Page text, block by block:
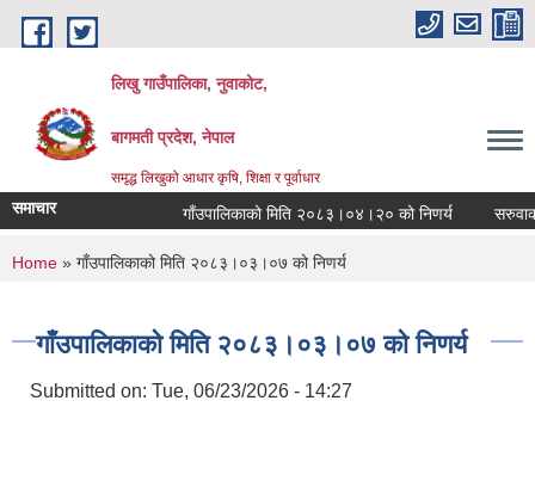
Skip to main content
लिखु गाउँपालिका, नुवाकोट,
बागमती प्रदेश, नेपाल
समृद्ध लिखुको आधार कृषि, शिक्षा र पूर्वाधार
समाचार गाँउपालिकाको मिति २०८३।०४।२० को निणर्य सरुवाका
You are here
Home » गाँउपालिकाको मिति २०८३।०३।०७ को निणर्य
गाँउपालिकाको मिति २०८३।०३।०७ को निणर्य
Submitted on: Tue, 06/23/2026 - 14:27